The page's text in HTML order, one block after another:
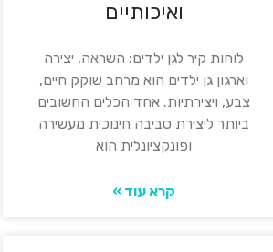
ואיכותיים
לוחות קיר לגן ילדים: השראה, יצירה
וארגון גן ילדים הוא מרחב שוקק חיים,
צבע, ויצירתיות. אחד הכלים החשובים
ביותר ליצירת סביבה חינוכית מעשירה
ופונקציונלית הוא
קרא עוד »